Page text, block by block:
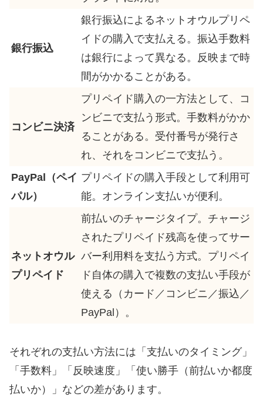
銀行振込
銀行振込によるネットオウルプリペ
イドの購入で支払える。振込手数料
は銀行によって異なる。反映まで時
間がかかることがある。
コンビニ決済
プリペイド購入の一方法として、コ
ンビニで支払う形式。手数料がかか
ることがある。受付番号が発行さ
れ、それをコンビニで支払う。
PayPal（ペイ
パル）
プリペイドの購入手段として利用可
能。オンライン支払いが便利。
ネットオウル
プリペイド
前払いのチャージタイプ。チャージ
されたプリペイド残高を使ってサー
バー利用料を支払う方式。プリペイ
ド自体の購入で複数の支払い手段が
使える（カード／コンビニ／振込／
PayPal）。
それぞれの支払い方法には「支払いのタイミング」
「手数料」「反映速度」「使い勝手（前払いか都度
払いか）」などの差があります。